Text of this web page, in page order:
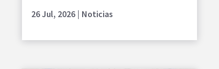
26 Jul, 2026| Noticias